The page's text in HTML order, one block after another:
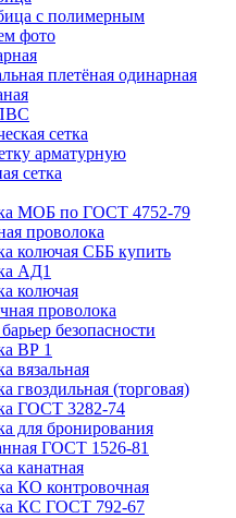
с полимерным
фото
плетёная одинарная
сетка
арматурную
сетка
МОБ по ГОСТ 4752-79
проволока
колючая СББ купить
АД1
колючая
проволока
безопасности
ВР 1
вязальная
гвоздильная (торговая)
ГОСТ 3282-74
для бронирования
ГОСТ 1526-81
канатная
КО контровочная
КС ГОСТ 792-67